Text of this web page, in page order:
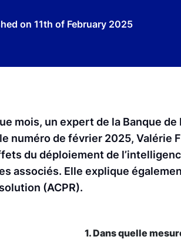
on 11th of February 2025
mois, un expert de la Banque
numéro de février 2025, Valérie
du déploiement de
associés. Elle explique
(ACPR).
1. Dans quelle